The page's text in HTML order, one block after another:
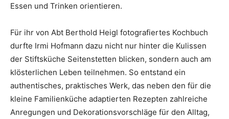
Essen und Trinken orientieren.
Für ihr von Abt Berthold Heigl fotografiertes Kochbuch
durfte Irmi Hofmann dazu nicht nur hinter die Kulissen
der Stiftsküche Seitenstetten blicken, sondern auch am
klösterlichen Leben teilnehmen. So entstand ein
authentisches, praktisches Werk, das neben den für die
kleine Familienküche adaptierten Rezepten zahlreiche
Anregungen und Dekorationsvorschläge für den Alltag,